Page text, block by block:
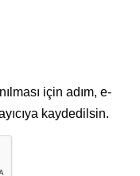
için adım, e-
kaydedilsin.